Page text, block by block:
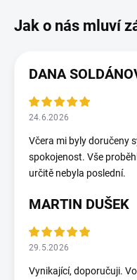
DANA
24.6.2026
Včera mi byly doručeny
spokojenost. Vše
určitě nebyla poslední.
MARTIN DUŠEK
29.5.2026
Vynikající, doporučuji.